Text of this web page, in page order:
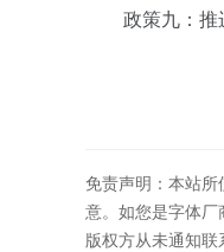
政策九：推进
免责声明：本站
意。如您是字体
版权方从未通知